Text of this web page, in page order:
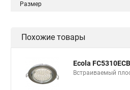
Размер
Похожие товары
Ecola
Встраиваемый